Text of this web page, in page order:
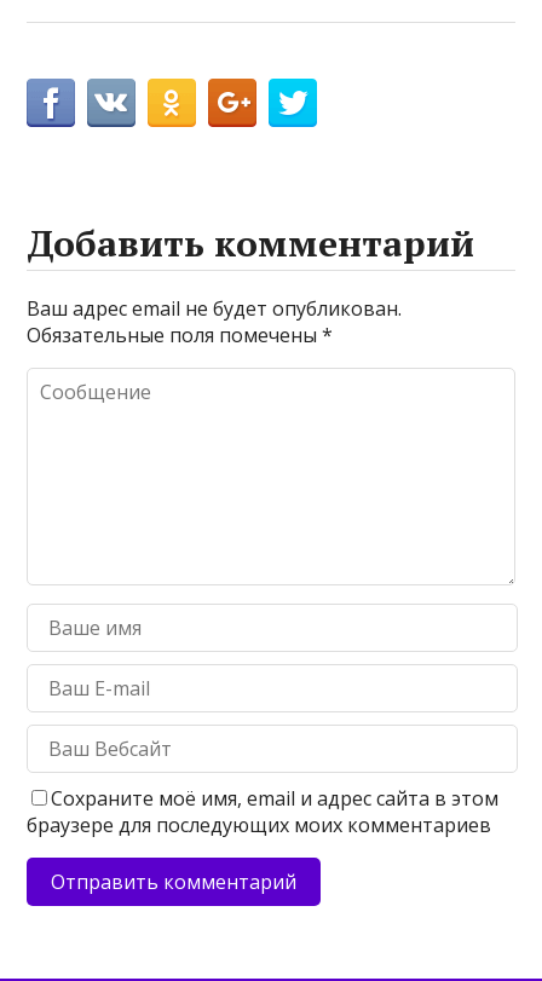
Добавить комментарий
Ваш адрес email не будет опубликован.
Обязательные поля помечены*
Сохраните моё имя, email и адрес сайта в этом
браузере для последующих моих комментариев